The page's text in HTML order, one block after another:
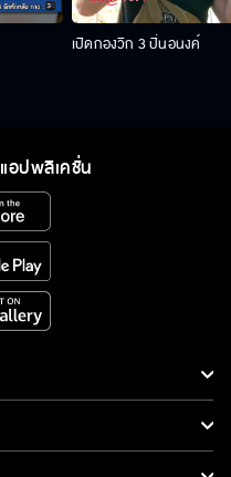
เปิดกองวิก 3 ปิ่นอนงค์
แอปพลิเคชั่น